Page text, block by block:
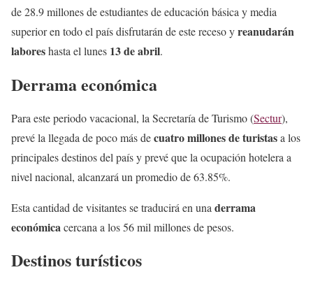
de 28.9 millones de estudiantes de educación básica y media
superior en todo el país disfrutarán de este receso yreanudarán
laboreshasta el lunes 13 de abril.
Derrama económica
Para este periodo vacacional, la Secretaría de Turismo (Sectur),
prevé la llegada de poco más decuatro millones de turistasa los
principales destinos del país y prevé que la ocupación hotelera a
nivel nacional, alcanzará un promedio de 63.85%.
Esta cantidad de visitantes se traducirá en una derrama
económica cercana a los 56 mil millones de pesos.
Destinos turísticos